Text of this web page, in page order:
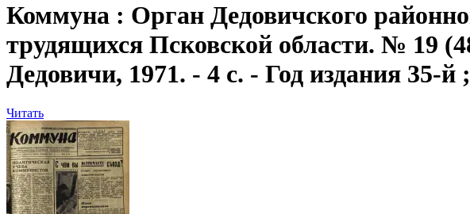
Коммуна : Орган Дедовичского
трудящихся Псковской области. № 19
Дедовичи, 1971. - 4 с. - Год издания 35-й
Читать